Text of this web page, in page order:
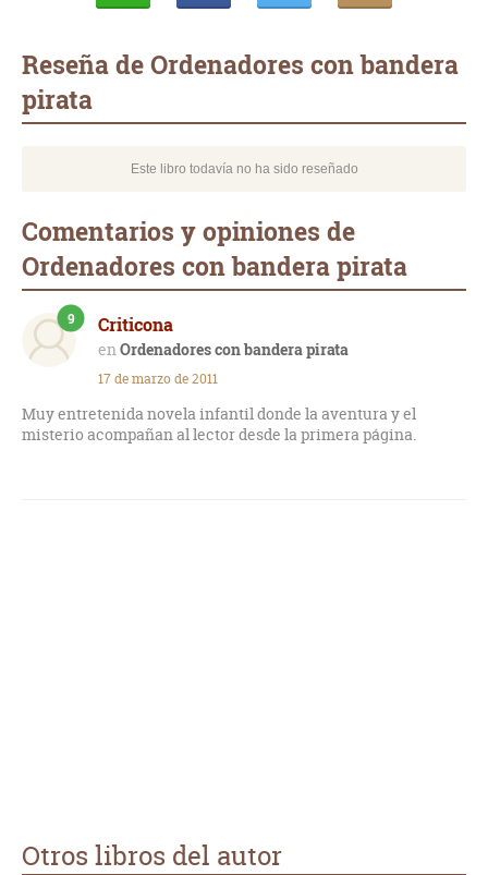
Reseña de Ordenadores con bandera
pirata
Este libro todavía no ha sido reseñado
Comentarios y opiniones de
Ordenadores con bandera pirata
Criticona
Ordenadores con bandera pirata
9
17 de marzo de 2011
Muy entretenida novela infantil donde la aventura y el
misterio acompañan al lector desde la primera página.
Otros libros del autor